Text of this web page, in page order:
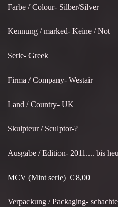
Farbe / Colour- Silber/Silver
Kennung / marked- Keine / Not
Serie- Greek
Firma / Company- Westair
Land / Country- UK
Skulpteur / Sculptor-?
Ausgabe / Edition- 2011.... bis
MCV (Mint serie) € 8,00
Verpackung / Packaging-